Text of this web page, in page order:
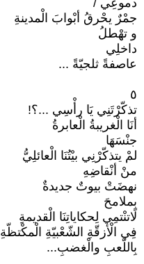
دموعِي /
جمْرٌ يحْرقُ أبْوابَ الْمدينةِ
و تهْطلُ
داخلِي
عاصفةً ثلجيّةً ...
٥
تذكّرْتَنِي يَا رأْسِي ...؟!
أنَا الْغريبةُ الْعابرةُ
جنْسَهَا
لمْ يتذكّرْنِي بيْتُنَا الْعائلِيُّ
منْ أنْقاضِهِ
نهضَتْ بيوتٌ جديدةٌ
بِملامحَ
لَاتنْتمِي لِحكاياتِنَا الْقديمةِ
فِي الْأزقّةِ الشّعْبيّةِ الْمكْتظّةِ
بِاللّعبِ والْغضبِ...